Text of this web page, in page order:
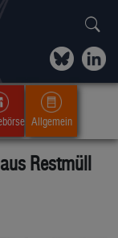
Allgemein
Restmüll